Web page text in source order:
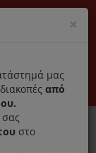
Επικοινωνία
×
μας
από
σας
στο